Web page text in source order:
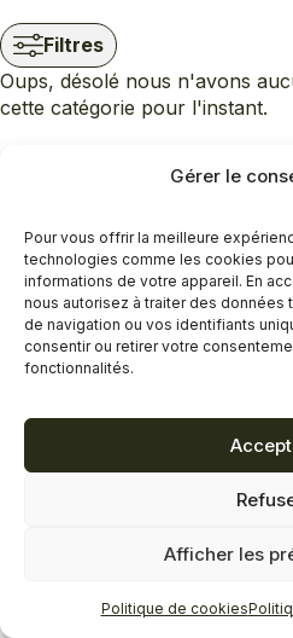
Gérer le
Pour vous offrir la meilleure
technologies comme les cookies
informations de votre appareil. En
nous autorisez à traiter des
de navigation ou vos identifiants
consentir ou retirer votre
fonctionnalités.
Afficher les
Politique de cookies
Filtres
Oups, désolé nous n'avons
cette catégorie pour l'instant.